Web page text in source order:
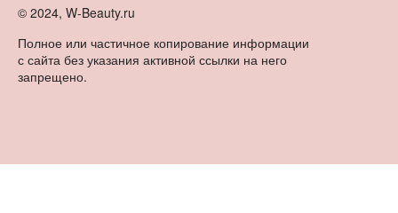
© 2024, W-Beauty.ru
Полное или частичное копирование информации
с сайта без указания активной ссылки на него
запрещено.